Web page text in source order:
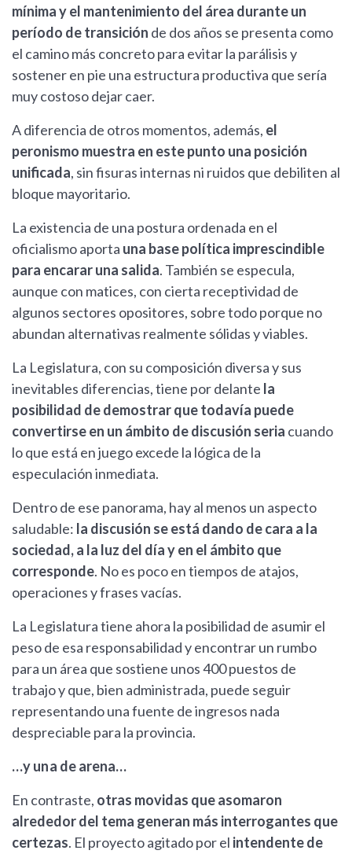
mínima y el mantenimiento del área durante un
período de transición de dos años se presenta como
el camino más concreto para evitar la parálisis y
sostener en pie una estructura productiva que sería
muy costoso dejar caer.
A diferencia de otros momentos, además, el
peronismo muestra en este punto una posición
unificada, sin fisuras internas ni ruidos que debiliten al
bloque mayoritario.
La existencia de una postura ordenada en el
oficialismo aporta una base política imprescindible
para encarar una salida. También se especula,
aunque con matices, con cierta receptividad de
algunos sectores opositores, sobre todo porque no
abundan alternativas realmente sólidas y viables.
La Legislatura, con su composición diversa y sus
inevitables diferencias, tiene por delante la
posibilidad de demostrar que todavía puede
convertirse en un ámbito de discusión seria cuando
lo que está en juego excede la lógica de la
especulación inmediata.
Dentro de ese panorama, hay al menos un aspecto
saludable: la discusión se está dando de cara a la
sociedad, a la luz del día y en el ámbito que
corresponde. No es poco en tiempos de atajos,
operaciones y frases vacías.
La Legislatura tiene ahora la posibilidad de asumir el
peso de esa responsabilidad y encontrar un rumbo
para un área que sostiene unos 400 puestos de
trabajo y que, bien administrada, puede seguir
representando una fuente de ingresos nada
despreciable para la provincia.
…y una de arena…
En contraste, otras movidas que asomaron
alrededor del tema generan más interrogantes que
certezas. El proyecto agitado por el intendente de